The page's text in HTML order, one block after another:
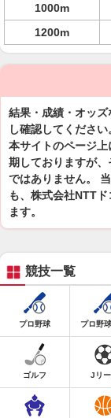
1000m
1200m
結果・成績・オッ
し確認してください
本サイトのページ
期しておりますが
ではありません。
も、株式会社NTT
ます。
競技一覧
プロ野球 プロ野
ゴルフ Jリ